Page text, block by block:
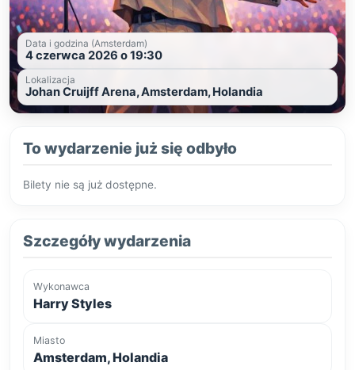
Data i godzina (Amsterdam)
4 czerwca 2026 o 19:30
Lokalizacja
Johan Cruijff Arena, Amsterdam, Holandia
To wydarzenie już się odbyło
Bilety nie są już dostępne.
Szczegóły wydarzenia
Wykonawca
Harry Styles
Miasto
Amsterdam, Holandia